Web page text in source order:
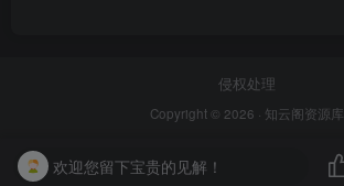
侵权处理
Copyright © 2026 · 知云阁资源库
欢迎您留下宝贵的见解！